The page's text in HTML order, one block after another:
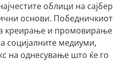
облици на сајбер
основи. Победничкиот
креирање и промовирање
социјалните медиуми,
на однесување што ќе го